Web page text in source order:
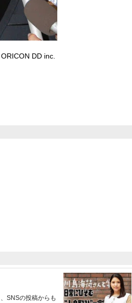
DD inc.
SNSの投稿からも